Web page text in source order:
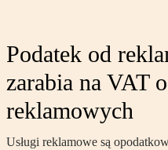
Podatek od
zarabia na VAT
reklamowych
Usługi reklamowe są